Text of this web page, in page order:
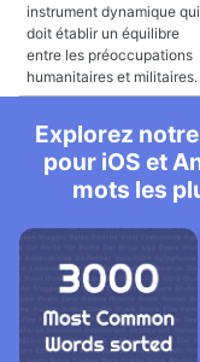
instrument dynamique qui
doit établir un équilibre
entre les préoccupations
humanitaires et militaires.
Explorez
pour iOS et
mots les